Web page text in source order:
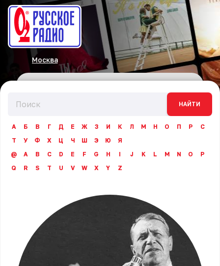
Москва
НАЙТИ
А Б В Г Д Е Ж З И К Л М Н О П Р
С
Т
У Ф Х Ц Ч Ш Э Ю
Я
@
A B C D E F G H I J K L M N O
P
Q
R S T U V W X Y Z